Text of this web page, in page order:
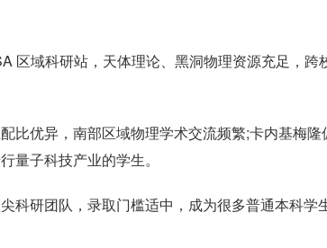
区域科研站，天体理论、黑洞物理资源充足，跨
比优异，南部区域物理学术交流频繁;卡内基梅隆
量子科技产业的学生。
科研团队，录取门槛适中，成为很多普通本科学